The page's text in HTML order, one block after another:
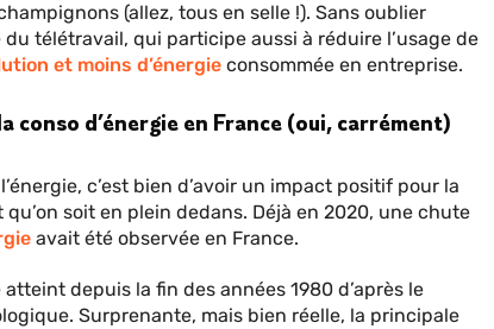
(allez, tous en selle !). Sans oublier
du télétravail, qui participe aussi à réduire l’usage de
et moins d’énergie consommée en entreprise.
conso d’énergie en France (oui, carrément)
c’est bien d’avoir un impact positif pour la
soit en plein dedans. Déjà en 2020, une chute
avait été observée en France.
depuis la fin des années 1980 d’après le
Surprenante, mais bien réelle, la principale